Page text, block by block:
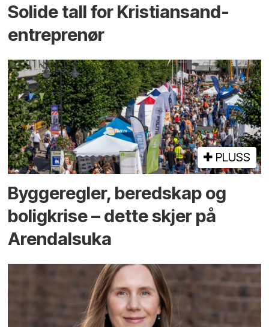
Solide tall for Kristiansand-
entreprenør
PLUSS
Bygge­regler, beredskap og
bolig­krise – dette skjer på
Arendals­uka